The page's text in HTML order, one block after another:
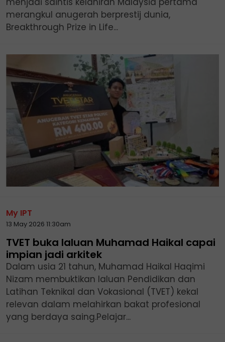
merangkul anugerah berprestij dunia,
Breakthrough Prize in Life...
My IPT
13 May 2026 11:30am
TVET buka laluan Muhamad Haikal capai
impian jadi arkitek
Dalam usia 21 tahun, Muhamad Haikal Haqimi
Nizam membuktikan laluan Pendidikan dan
Latihan Teknikal dan Vokasional (TVET) kekal
relevan dalam melahirkan bakat profesional
yang berdaya saing.Pelajar...